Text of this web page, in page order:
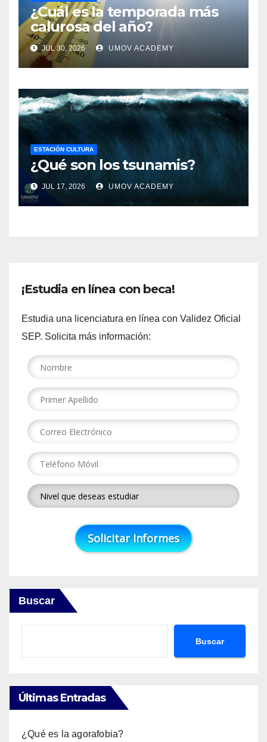
¿Cuál es la temporada más
calurosa del año?
JUL 30, 2026 UMOV ACADEMY
ESTACIÓN CULTURA
¿Qué son los tsunamis?
JUL 17, 2026 UMOV ACADEMY
¡Estudia en línea con beca!
Estudia una licenciatura en línea con Validez Oficial
SEP. Solicita más información:
Buscar
Buscar
Últimas Entradas
¿Qué es la agorafobia?